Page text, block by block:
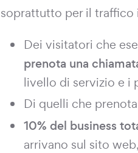
soprattutto per il traffico
Dei visitatori che
prenota una
livello di servizio e i
Di quelli che
10% del business
arrivano sul sito